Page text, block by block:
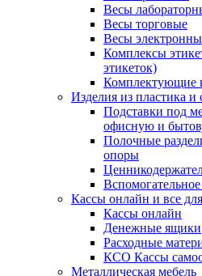
Весы
Весы торговые
Весы
Комплексы
этикеток)
Комплектующие
Изделия из пластика и
Подставки под
офисную и
Полочные
опоры
Кассы онлайн и все
Кассы онлайн
Денежные ящики
Расходные
КСО Кассы
Металлическая мебель